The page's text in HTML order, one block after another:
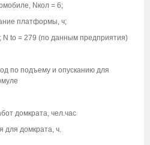
Nкол = 6;
платформы, ч;
N to = 279 (по данным предприятия)
по подъему и опусканию для
домкрата, чел.час
для домкрата, ч.